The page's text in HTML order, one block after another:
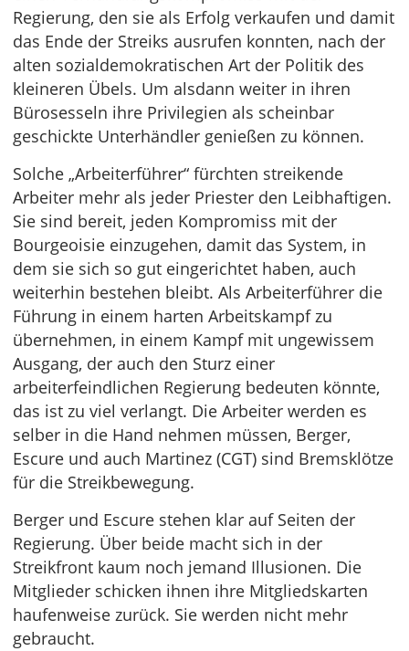
Regierung, den sie als Erfolg verkaufen und damit
das Ende der Streiks ausrufen konnten, nach der
alten sozialdemokratischen Art der Politik des
kleineren Übels. Um alsdann weiter in ihren
Bürosesseln ihre Privilegien als scheinbar
geschickte Unterhändler genießen zu können.
Solche „Arbeiterführer“ fürchten streikende
Arbeiter mehr als jeder Priester den Leibhaftigen.
Sie sind bereit, jeden Kompromiss mit der
Bourgeoisie einzugehen, damit das System, in
dem sie sich so gut eingerichtet haben, auch
weiterhin bestehen bleibt. Als Arbeiterführer die
Führung in einem harten Arbeitskampf zu
übernehmen, in einem Kampf mit ungewissem
Ausgang, der auch den Sturz einer
arbeiterfeindlichen Regierung bedeuten könnte,
das ist zu viel verlangt. Die Arbeiter werden es
selber in die Hand nehmen müssen, Berger,
Escure und auch Martinez (CGT) sind Bremsklötze
für die Streikbewegung.
Berger und Escure stehen klar auf Seiten der
Regierung. Über beide macht sich in der
Streikfront kaum noch jemand Illusionen. Die
Mitglieder schicken ihnen ihre Mitgliedskarten
haufenweise zurück. Sie werden nicht mehr
gebraucht.